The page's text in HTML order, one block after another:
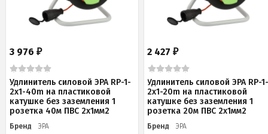
3 976 ₽
Удлинитель силовой ЭРА RP-1-
2x1-40m на пластиковой
катушке без заземления 1
розетка 40м ПВС 2x1мм2
Бренд
ЭРА
2 427₽
Удлинитель силовой ЭРА RP-
2x1-20m на пластиковой
катушке без заземления 1
розетка 20м ПВС 2х1мм2
Бренд
ЭРА